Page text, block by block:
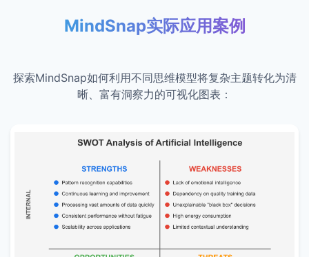
MindSnap实际应用案例
探索MindSnap如何利用不同思维模型将复杂主题转化为清
晰、富有洞察力的可视化图表：